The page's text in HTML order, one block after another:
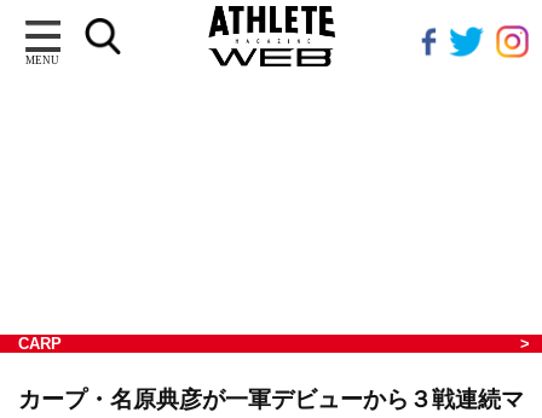
MENU
CARP
カープ・名原典彦が一軍デビューから３戦連続マ